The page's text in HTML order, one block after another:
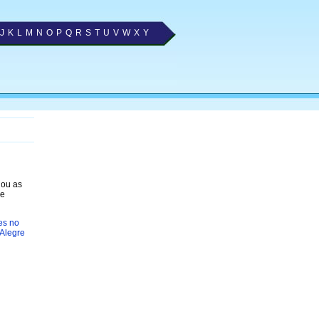
J K L M N O P Q R S T U V W X Y
as
e
no